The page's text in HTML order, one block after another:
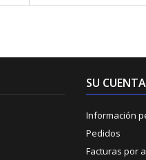
SU CUENTA
Información
Pedidos
Facturas por